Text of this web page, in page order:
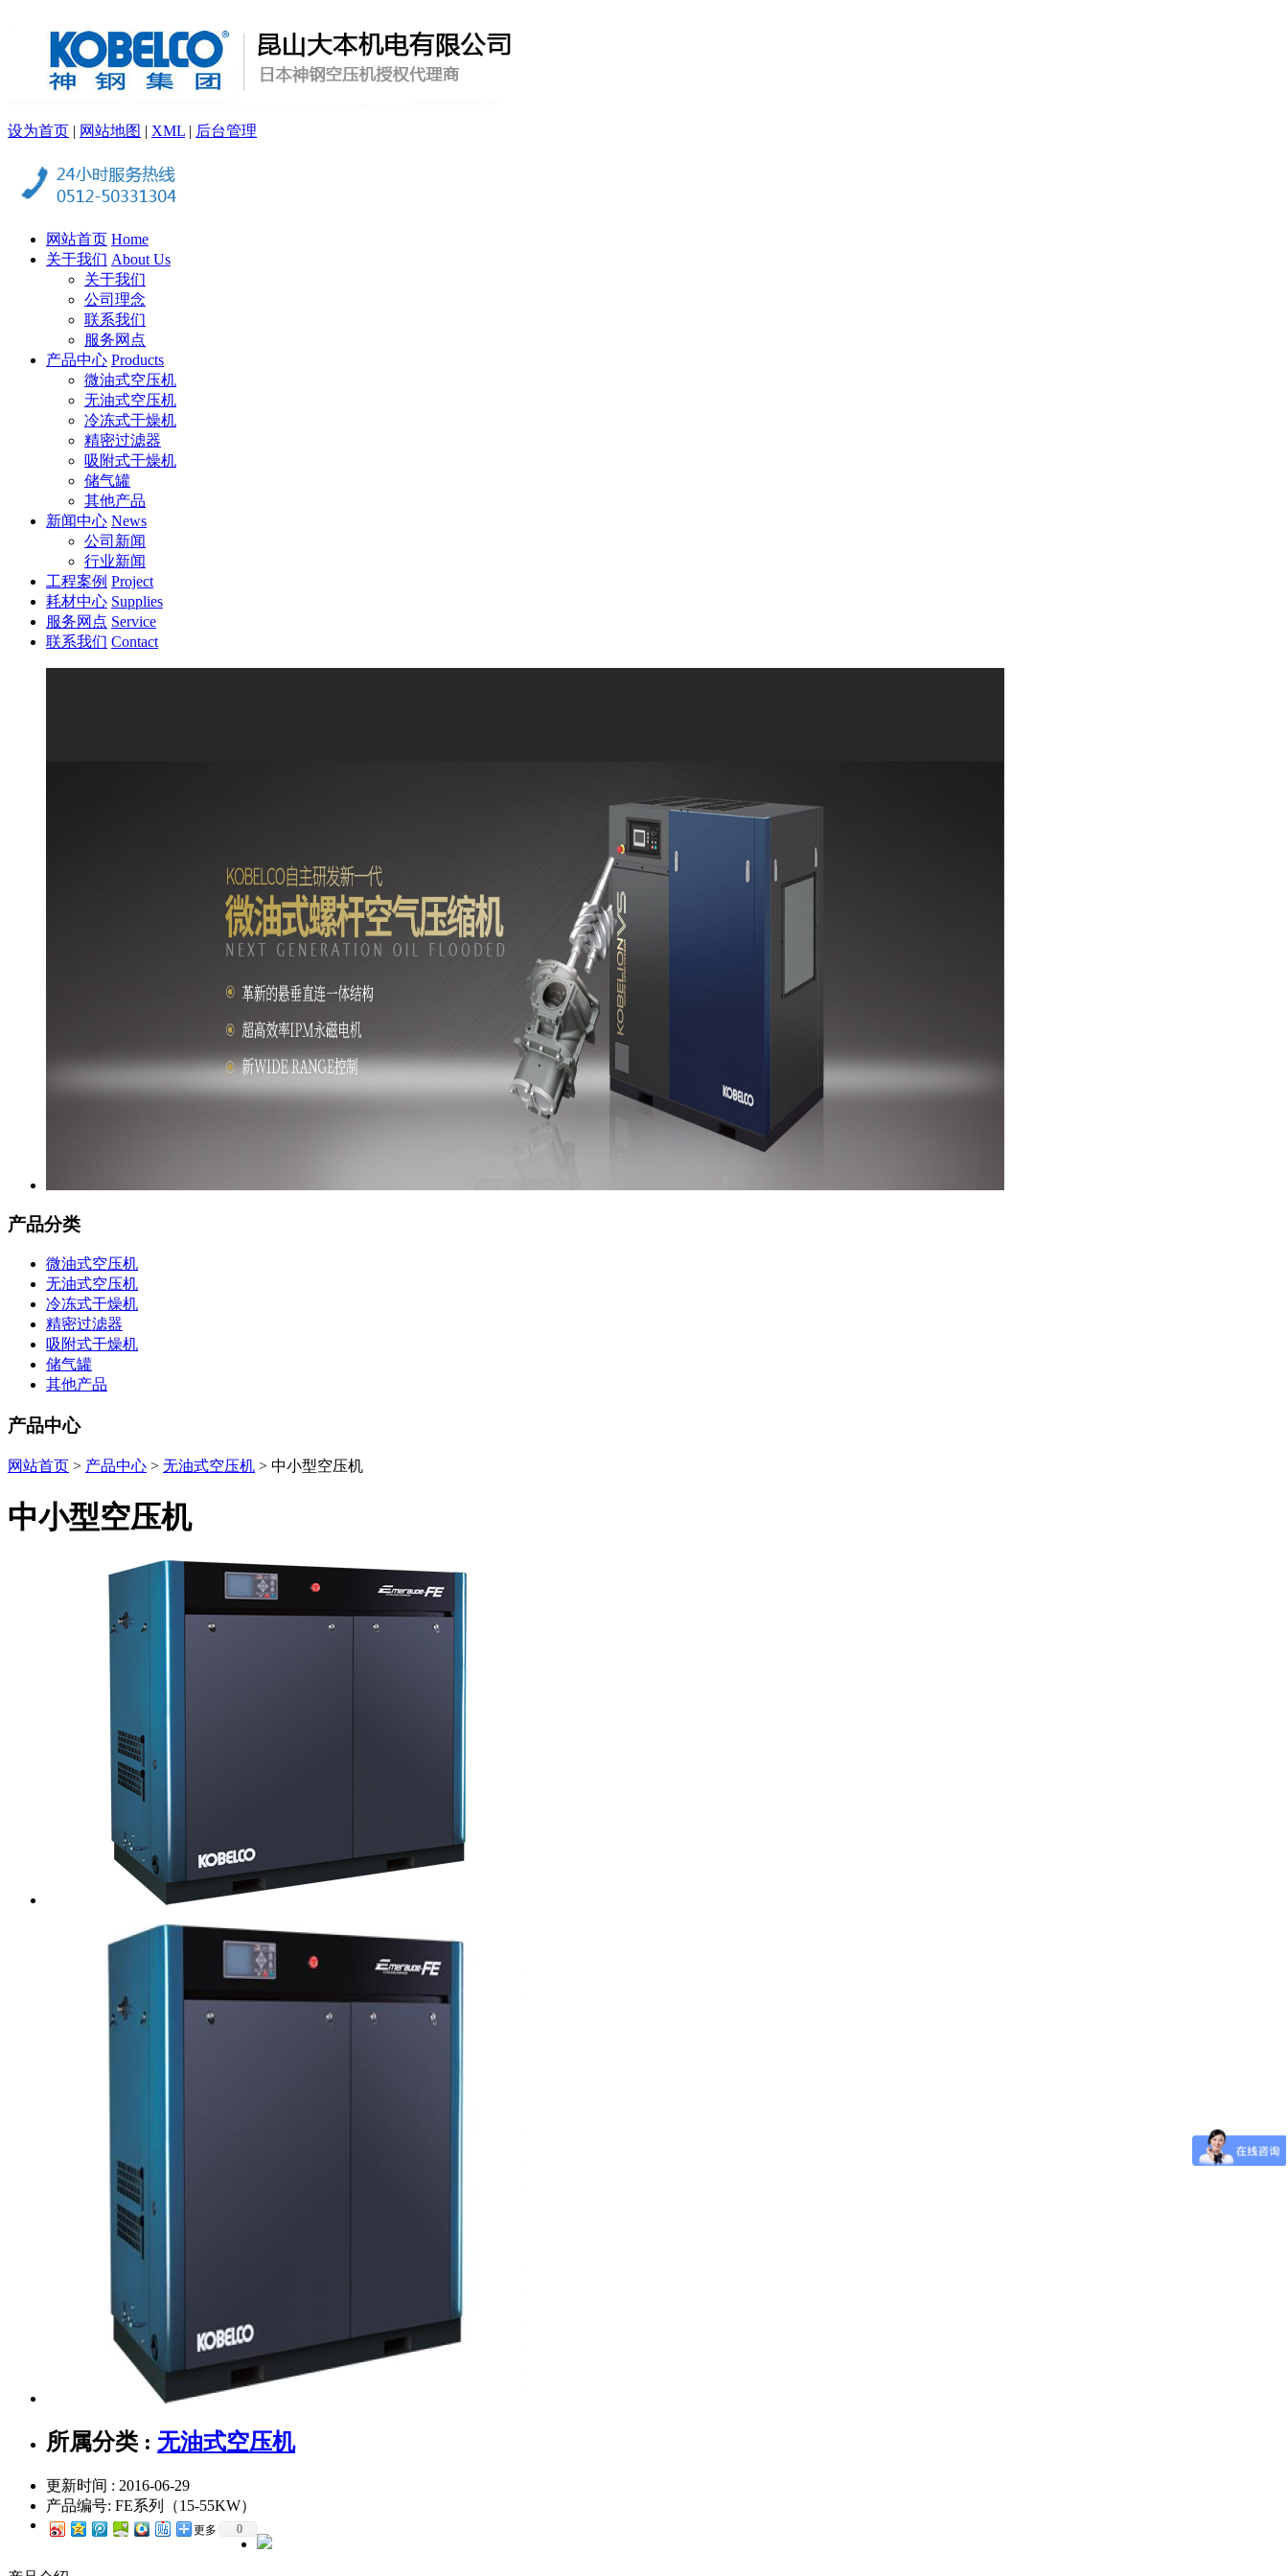
设为首页 | 网站地图 | XML | 后台管理
网站首页 Home
关于我们 About Us
关于我们
公司理念
联系我们
服务网点
产品中心 Products
微油式空压机
无油式空压机
冷冻式干燥机
精密过滤器
吸附式干燥机
储气罐
其他产品
新闻中心 News
公司新闻
行业新闻
工程案例 Project
耗材中心 Supplies
服务网点 Service
联系我们 Contact
产品分类
微油式空压机
无油式空压机
冷冻式干燥机
精密过滤器
吸附式干燥机
储气罐
其他产品
产品中心
网站首页 > 产品中心 > 无油式空压机 > 中小型空压机
中小型空压机
所属分类 : 无油式空压机
更新时间 : 2016-06-29
产品编号: FE系列（15-55KW）
更多 0